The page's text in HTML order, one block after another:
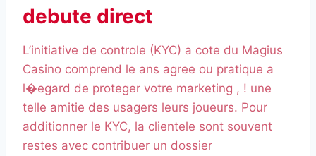
debute direct
L’initiative de controle (KYC) a cote du Magius
Casino comprend le ans agree ou pratique a
l�egard de proteger votre marketing , ! une
telle amitie des usagers leurs joueurs. Pour
additionner le KYC, la clientele sont souvent
restes avec contribuer un dossier